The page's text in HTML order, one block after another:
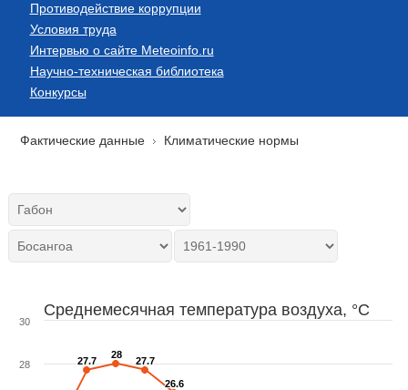
Противодействие коррупции
Условия труда
Интервью о сайте Meteoinfo.ru
Научно-техническая библиотека
Конкурсы
Фактические данные Климатические нормы
Среднемесячная температура воздуха, °C
27.7
27.7
28
28
27.7
27.7
26.6
26.6
28
30